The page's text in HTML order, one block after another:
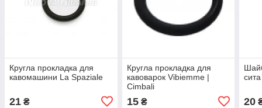
Кругла прокладка для
кавомашини La Spaziale
21 ₴
Кругла прокладка для
кавоварок Vibiemme |
Cimbali
15₴ 20